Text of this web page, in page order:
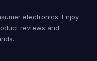
electronics. Enjoy
reviews and